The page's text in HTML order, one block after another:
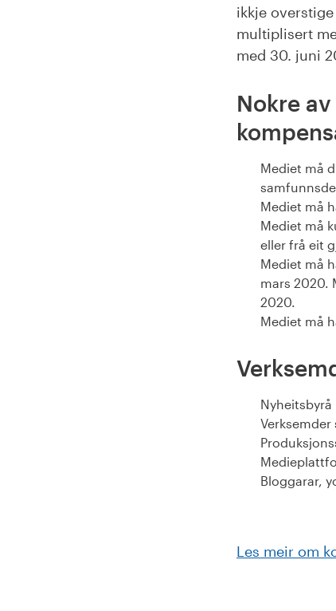
ikkje
multiplisert
med 30. juni
Nokre
Mediet må
Mediet må
Mediet må
eller frå eit
Mediet må
mars 2020.
2020.
Mediet må
Nyheitsbyrå
Bloggarar,
Les meir om